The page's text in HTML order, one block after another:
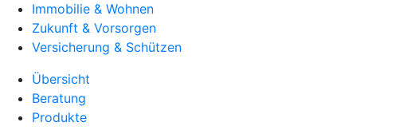
Immobilie & Wohnen
Zukunft & Vorsorgen
Versicherung & Schützen
Übersicht
Beratung
Produkte